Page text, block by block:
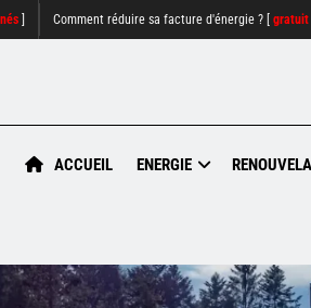
Comment réduire sa facture d'énergie ? [ gratuit
ACCUEIL ENERGIE